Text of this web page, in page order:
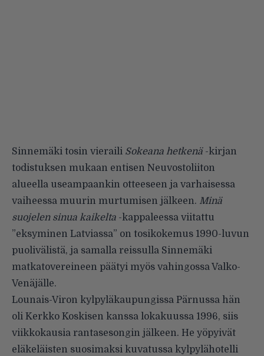
Sinnemäki tosin vieraili Sokeana hetkenä-kirjan
todistuksen mukaan entisen Neuvostoliiton
alueella useampaankin otteeseen ja varhaisessa
vaiheessa muurin murtumisen jälkeen. Minä
suojelen sinua kaikelta -kappaleessa viitattu
”eksyminen Latviassa” on tosikokemus 1990-luvun
puolivälistä, ja samalla reissulla Sinnemäki
matkatovereineen päätyi myös vahingossa Valko-
Venäjälle.
Lounais-Viron kylpyläkaupungissa Pärnussa hän
oli Kerkko Koskisen kanssa lokakuussa 1996, siis
viikkokausia rantasesongin jälkeen. He yöpyivät
eläkeläisten suosimaksi kuvatussa kylpylähotelli